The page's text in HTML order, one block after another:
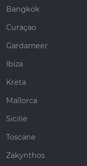
Bangkok
Curaçao
Gardameer
Ibiza
Kreta
Mallorca
Sicilië
Toscane
Zakynthos